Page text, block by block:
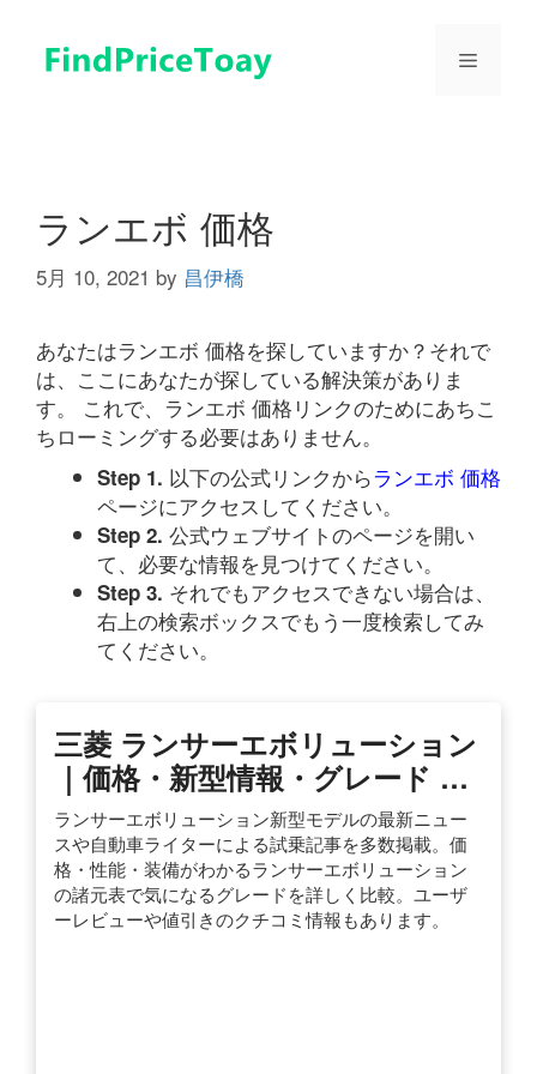
メ
ランエボ 価格
5月 10, 2021 by 昌伊橋
あなたはランエボ 価格を探していますか？それで
は、ここにあなたが探している解決策がありま
す。 これで、ランエボ 価格リンクのためにあちこ
ちローミングする必要はありません。
Step 1. 以下の公式リンクからランエボ 価格
ページにアクセスしてください。
Step 2. 公式ウェブサイトのページを開い
て、必要な情報を見つけてください。
Step 3. それでもアクセスできない場合は、
右上の検索ボックスでもう一度検索してみ
てください。
三菱 ランサーエボリューション
｜価格・新型情報・グレード …
ランサーエボリューション新型モデルの最新ニュー
スや自動車ライターによる試乗記事を多数掲載。価
格・性能・装備がわかるランサーエボリューション
の諸元表で気になるグレードを詳しく比較。ユーザ
ーレビューや値引きのクチコミ情報もあります。